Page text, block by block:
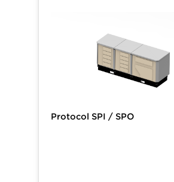
Protocol SPI / SPO